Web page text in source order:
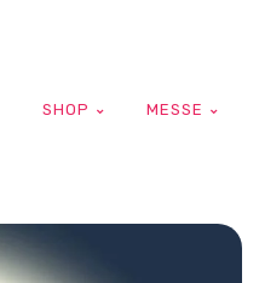
SHOP MESSE